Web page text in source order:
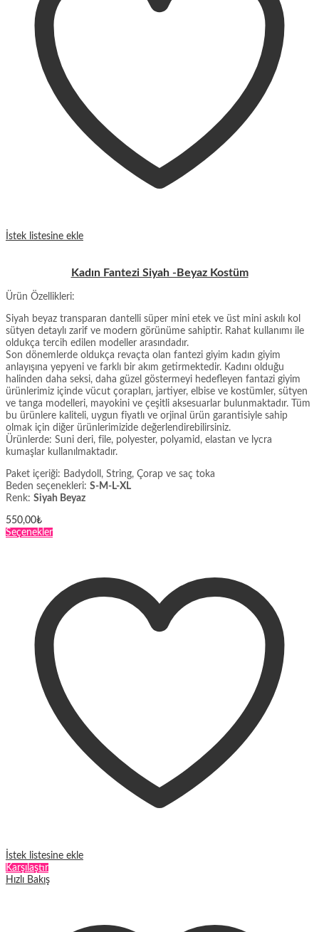
İstek listesine ekle
Kadın Fantezi Siyah -Beyaz Kostüm
Ürün Özellikleri:
Siyah beyaz transparan dantelli süper mini etek ve üst mini askılı kol
sütyen detaylı zarif ve modern görünüme sahiptir. Rahat kullanımı ile
oldukça tercih edilen modeller arasındadır.
Son dönemlerde oldukça revaçta olan fantezi giyim kadın giyim
anlayışına yepyeni ve farklı bir akım getirmektedir. Kadını olduğu
halinden daha seksi, daha güzel göstermeyi hedefleyen fantazi giyim
ürünlerimiz içinde vücut çorapları, jartiyer, elbise ve kostümler, sütyen
ve tanga modelleri, mayokini ve çeşitli aksesuarlar bulunmaktadır. Tüm
bu ürünlere kaliteli, uygun fiyatlı ve orjinal ürün garantisiyle sahip
olmak için diğer ürünlerimizide değerlendirebilirsiniz.
Ürünlerde: Suni deri, file, polyester, polyamid, elastan ve lycra
kumaşlar kullanılmaktadır.
Paket içeriği: Badydoll, String, Çorap ve saç toka
Beden seçenekleri: S-M-L-XL
Renk: Siyah Beyaz
550,00₺
SeçeneklerBu
varyasyonu
var.
Seçenekler
ürün
sayfasından
seçilebilir
İstek listesine ekle
Karşılaştır
Hızlı Bakış